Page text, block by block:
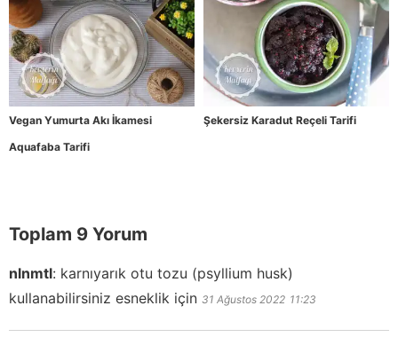
Vegan Yumurta Akı İkamesi
Aquafaba Tarifi
Şekersiz Karadut Reçeli Tarifi
Toplam 9 Yorum
nlnmtl: karnıyarık otu tozu (psyllium husk)
kullanabilirsiniz esneklik için 31 Ağustos 2022 11:23